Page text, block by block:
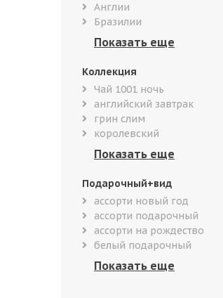
Англии
Бразилии
Коллекция
Чай 1001 ночь
английский завтрак
грин слим
королевский
Подарочный+вид
ассорти новый год
ассорти подарочный
ассорти на рождество
белый подарочный